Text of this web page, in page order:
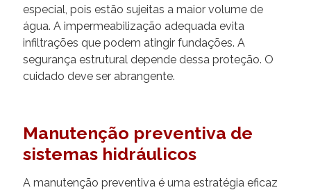
especial, pois estão sujeitas a maior volume de
água. A impermeabilização adequada evita
infiltrações que podem atingir fundações. A
segurança estrutural depende dessa proteção. O
cuidado deve ser abrangente.
Manutenção preventiva de
sistemas hidráulicos
A manutenção preventiva é uma estratégia eficaz